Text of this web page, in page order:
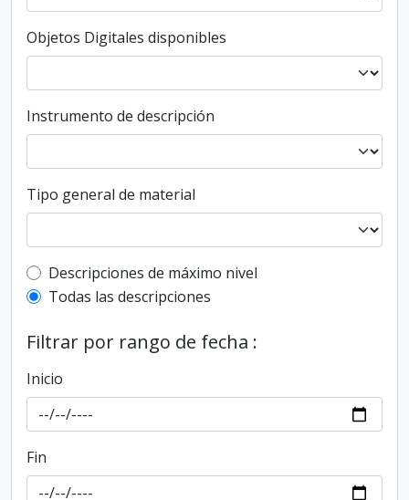
Objetos Digitales disponibles
Instrumento de descripción
Tipo general de material
Top-level description filter
Descripciones de máximo nivel
Todas las descripciones
Filtrar por rango de fecha :
Inicio
Fin